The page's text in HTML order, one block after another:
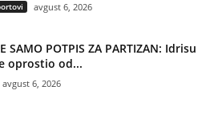
avgust 6, 2026
SAMO POTPIS ZA PARTIZAN: Idrisu
oprostio od...
avgust 6, 2026